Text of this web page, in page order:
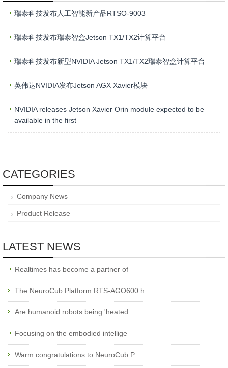
瑞泰科技发布人工智能新产品RTSO-9003
瑞泰科技发布瑞泰智盒Jetson TX1/TX2计算平台
瑞泰科技发布新型NVIDIA Jetson TX1/TX2瑞泰智盒计算平台
英伟达NVIDIA发布Jetson AGX Xavier模块
NVIDIA releases Jetson Xavier Orin module expected to be
available in the first
CATEGORIES
Company News
Product Release
LATEST NEWS
Realtimes has become a partner of
The NeuroCub Platform RTS-AGO600 h
Are humanoid robots being 'heated
Focusing on the embodied intellige
Warm congratulations to NeuroCub P